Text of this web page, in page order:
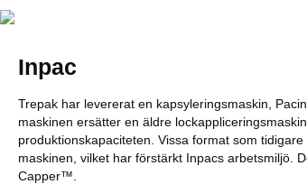
Inpac
Trepak har levererat en kapsyleringsmaskin,
maskinen ersätter en äldre
produktionskapaciteten. Vissa format som
maskinen, vilket har förstärkt Inpacs arbetsmiljö.
Capper™.